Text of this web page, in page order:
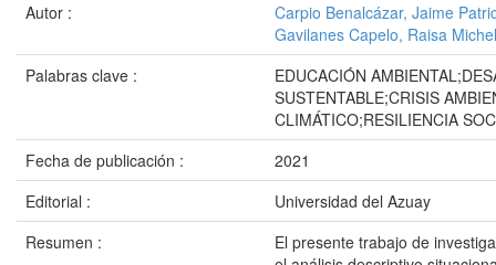
Autor :
Carpio Benalcázar, Jaime
Gavilanes Capelo, Raisa
Palabras clave :
EDUCACIÓN
SUSTENTABLE;CRISIS
CLIMÁTICO;RESILIENCIA
Fecha de publicación :
2021
Editorial :
Universidad del Azuay
Resumen :
El presente trabajo de